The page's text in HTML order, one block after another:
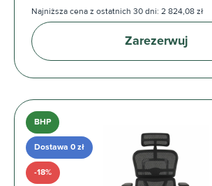
Najniższa cena z ostatnich 30 dni: 2 824,08 zł
Zarezerwuj
BHP
Dostawa 0 zł
-18%